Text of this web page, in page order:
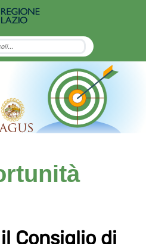
Consiglio di